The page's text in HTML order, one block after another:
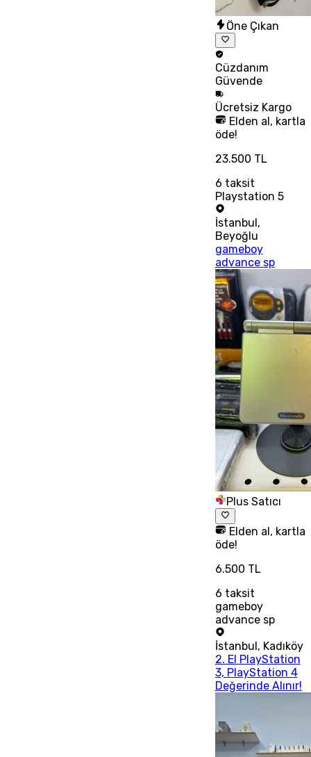
Öne Çıkan
Cüzdanım
Güvende
Ücretsiz Kargo
Elden al, kartla
öde!
23.500 TL
6 taksit
Playstation 5
İstanbul ,
Beyoğlu
gameboy
advance sp
Plus Satıcı
Elden al, kartla
öde!
6.500 TL
6 taksit
gameboy
advance sp
İstanbul, Kadıköy
2. El PlayStation
3, PlayStation 4
Değerinde Alınır!